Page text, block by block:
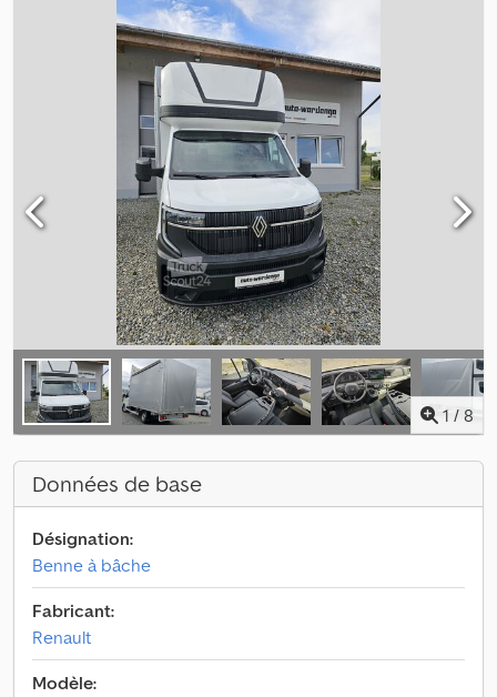
1 / 8
Données de base
Désignation:
Benne à bâche
Fabricant:
Renault
Modèle: